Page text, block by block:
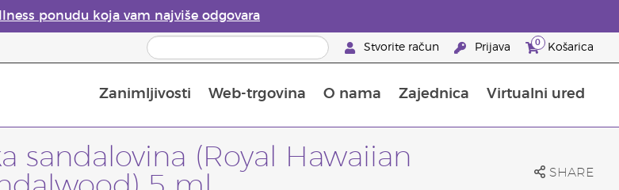
ponudu koja vam najviše odgovara
Stvorite račun Prijava 0 Košarica
Zanimljivosti Web-trgovina O nama Zajednica Virtualni ured
sandalovina (Royal Hawaiian
SHARE